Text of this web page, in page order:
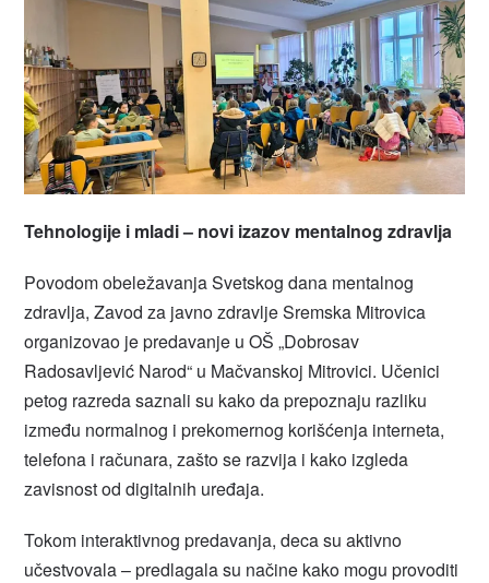
Tehnologije i mladi – novi izazov mentalnog zdravlja
Povodom obeležavanja Svetskog dana mentalnog
zdravlja, Zavod za javno zdravlje Sremska Mitrovica
organizovao je predavanje u OŠ „Dobrosav
Radosavljević Narod“ u Mačvanskoj Mitrovici. Učenici
petog razreda saznali su kako da prepoznaju razliku
između normalnog i prekomernog korišćenja interneta,
telefona i računara, zašto se razvija i kako izgleda
zavisnost od digitalnih uređaja.
Tokom interaktivnog predavanja, deca su aktivno
učestvovala – predlagala su načine kako mogu provoditi